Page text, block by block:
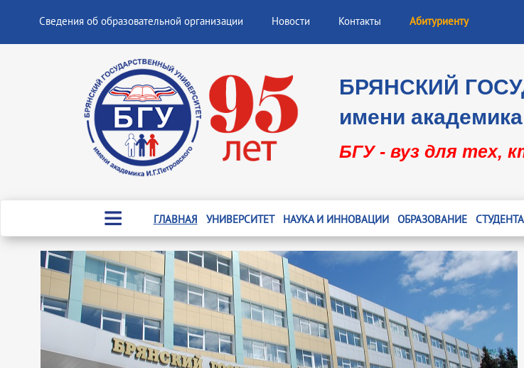
Сведения об образовательной организации Новости Контакты Абитуриенту
БРЯНСКИЙ
имени
БГУ - вуз для тех,
ГЛАВНАЯ УНИВЕРСИТЕТ НАУКА И ИННОВАЦИИ ОБРАЗОВАНИЕ